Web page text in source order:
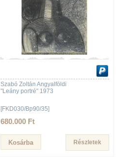
Szabó Zoltán Angyalföldi
"Leány portré" 1973
[FKD030/Bp90/35]
680.000 Ft
Részletek